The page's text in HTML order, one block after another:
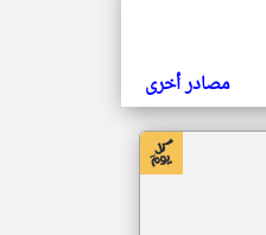
مصادر أخرى